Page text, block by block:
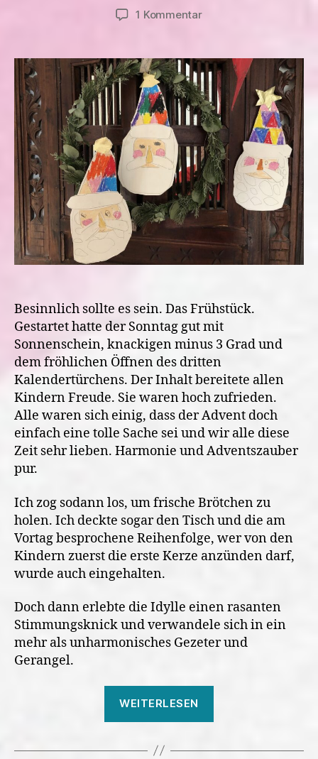
1 Kommentarzu
ersten
Advent
Besinnlich sollte es sein. Das Frühstück.
Gestartet hatte der Sonntag gut mit
Sonnenschein, knackigen minus 3 Grad und
dem fröhlichen Öffnen des dritten
Kalendertürchens. Der Inhalt bereitete allen
Kindern Freude. Sie waren hoch zufrieden.
Alle waren sich einig, dass der Advent doch
einfach eine tolle Sache sei und wir alle diese
Zeit sehr lieben. Harmonie und Adventszauber
pur.
Ich zog sodann los, um frische Brötchen zu
holen. Ich deckte sogar den Tisch und die am
Vortag besprochene Reihenfolge, wer von den
Kindern zuerst die erste Kerze anzünden darf,
wurde auch eingehalten.
Doch dann erlebte die Idylle einen rasanten
Stimmungsknick und verwandele sich in ein
mehr als unharmonisches Gezeter und
Gerangel.
WEITERLESEN
Advent“